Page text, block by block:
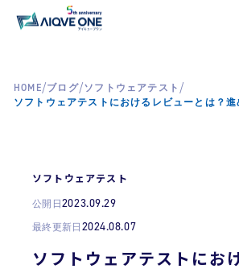
HOME/ブログ/ソフトウェアテスト /
ソフトウェアテストにおけるレビューとは？
ソフトウェアテスト
公開日2023.09.29
最終更新日2024.08.07
ソフトウェアテストにお